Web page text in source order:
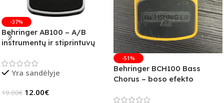
-37%
Behringer AB100 – A/B
instrumentų ir stiprintuvų
Yra sandėlyje
19.00€ 12.00€
-51%
Behringer BCH100 Bass
Chorus – boso efekto